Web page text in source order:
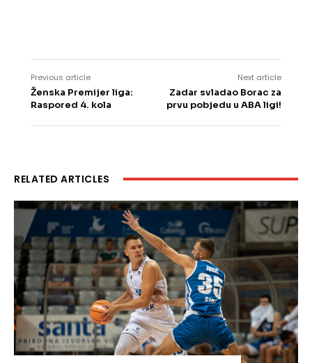
Previous article
Ženska Premijer liga:
Raspored 4. kola
Next article
Zadar svladao Borac za
prvu pobjedu u ABA ligi!
RELATED ARTICLES